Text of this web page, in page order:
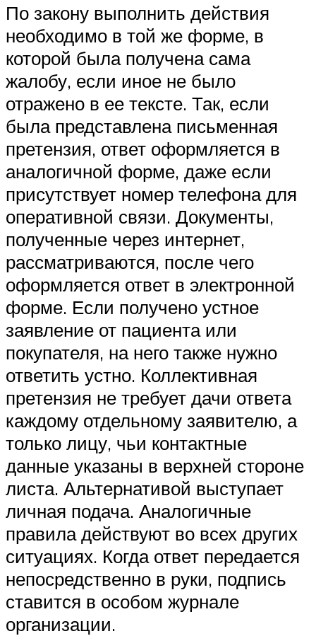
По закону выполнить действия
необходимо в той же форме, в
которой была получена сама
жалобу, если иное не было
отражено в ее тексте. Так, если
была представлена письменная
претензия, ответ оформляется в
аналогичной форме, даже если
присутствует номер телефона для
оперативной связи. Документы,
полученные через интернет,
рассматриваются, после чего
оформляется ответ в электронной
форме. Если получено устное
заявление от пациента или
покупателя, на него также нужно
ответить устно. Коллективная
претензия не требует дачи ответа
каждому отдельному заявителю, а
только лицу, чьи контактные
данные указаны в верхней стороне
листа. Альтернативой выступает
личная подача. Аналогичные
правила действуют во всех других
ситуациях. Когда ответ передается
непосредственно в руки, подпись
ставится в особом журнале
организации.